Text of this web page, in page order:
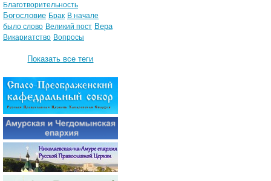
Благотворительность
Богословие Брак В начале
было слово Великий пост Вера
Викариатство Вопросы
Показать все теги